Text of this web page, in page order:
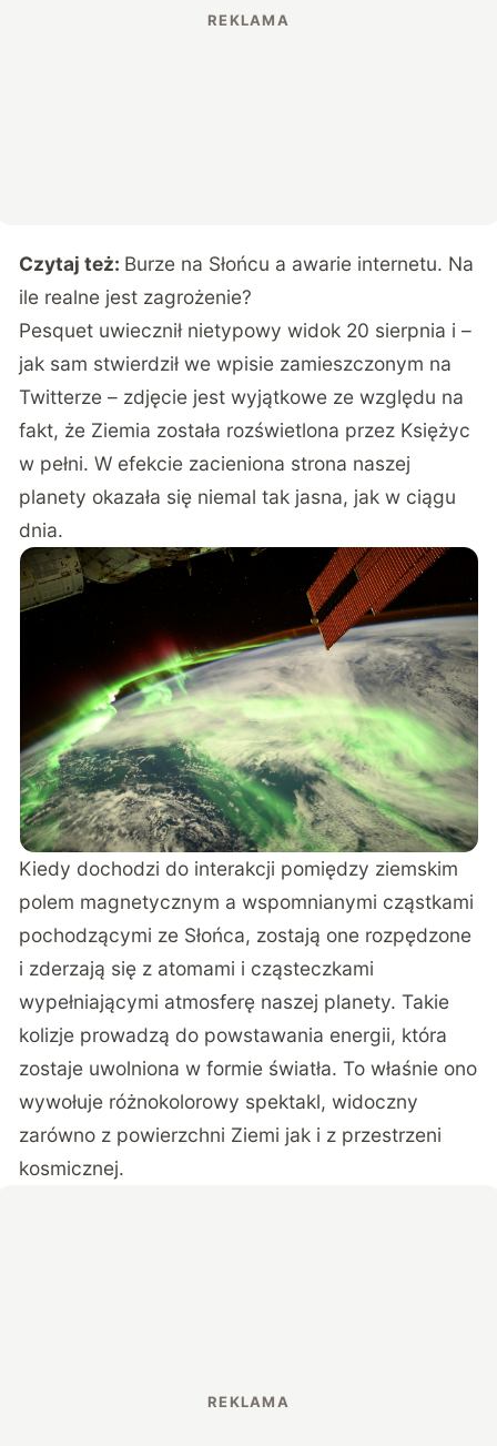
Czytaj też: Burze na Słońcu a awarie internetu. Na
ile realne jest zagrożenie?
Pesquet uwiecznił nietypowy widok 20 sierpnia i –
jak sam stwierdził we wpisie zamieszczonym na
Twitterze – zdjęcie jest wyjątkowe ze względu na
fakt, że Ziemia została rozświetlona przez Księżyc
w pełni. W efekcie zacieniona strona naszej
planety okazała się niemal tak jasna, jak w ciągu
dnia.
Kiedy dochodzi do interakcji pomiędzy ziemskim
polem magnetycznym a wspomnianymi cząstkami
pochodzącymi ze Słońca, zostają one rozpędzone
i zderzają się z atomami i cząsteczkami
wypełniającymi atmosferę naszej planety. Takie
kolizje prowadzą do powstawania energii, która
zostaje uwolniona w formie światła. To właśnie ono
wywołuje różnokolorowy spektakl, widoczny
zarówno z powierzchni Ziemi jak i z przestrzeni
kosmicznej.